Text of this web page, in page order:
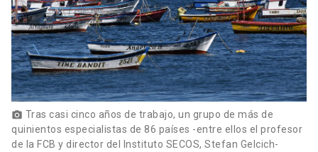
photo_camera Tras casi cinco años de trabajo, un grupo de más de
quinientos especialistas de 86 países -entre ellos el profesor
de la FCB y director del Instituto SECOS, Stefan Gelcich-